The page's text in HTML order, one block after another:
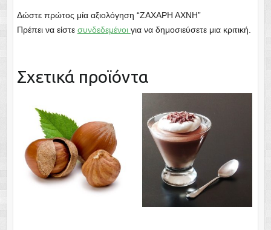
Δώστε πρώτος μία αξιολόγηση “ΖΑΧΑΡΗ ΑΧΝΗ”
Πρέπει να είστε συνδεδεμένοι για να δημοσιεύσετε μια κριτική.
Σχετικά προϊόντα